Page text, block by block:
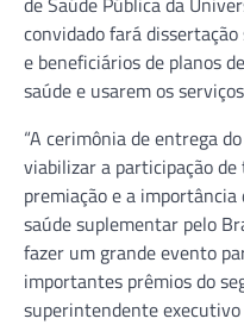
convidado fará
e beneficiários de planos
saúde e usarem os
“A cerimônia de entrega
viabilizar a participação
premiação e a
saúde suplementar pelo
fazer um grande evento
importantes prêmios do
superintendente executivo